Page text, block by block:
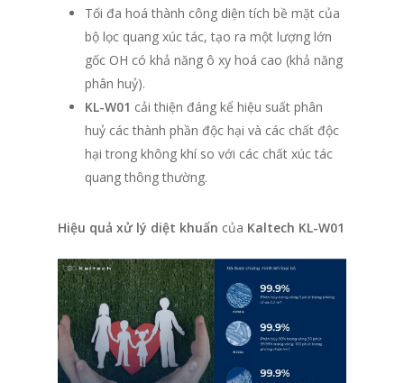
Tối đa hoá thành công diện tích bề mặt của
bộ lọc quang xúc tác, tạo ra một lượng lớn
gốc OH có khả năng ô xy hoá cao (khả năng
phân huỷ).
KL-W01 cải thiện đáng kể hiệu suất phân
huỷ các thành phần độc hại và các chất độc
hại trong không khí so với các chất xúc tác
quang thông thường.
Hiệu quả xử lý diệt khuẩn của Kaltech KL-W01